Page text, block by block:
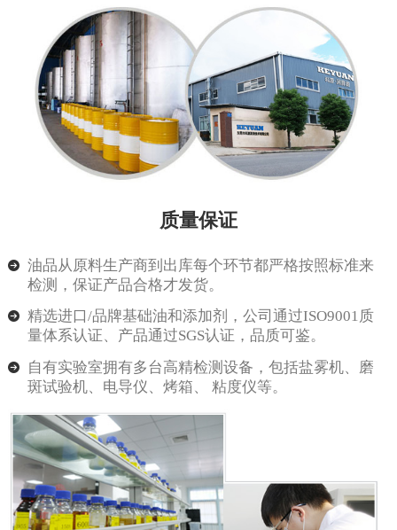
质量保证
油品从原料生产商到出库每个环节都严格按照标准来
检测，保证产品合格才发货。
精选进口/品牌基础油和添加剂，公司通过ISO9001质
量体系认证、产品通过SGS认证，品质可鉴。
自有实验室拥有多台高精检测设备，包括盐雾机、磨
斑试验机、电导仪、烤箱、 粘度仪等。